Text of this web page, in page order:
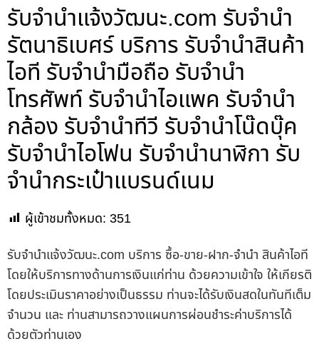
รับจํานําแจ้งวัฒนะ.com รับจำนำ
รัตนาธิเบศร์ บริการ รับจำนำสินค้า
ไอที รับจำนำมือถือ รับจำนำ
โทรศัพท์ รับจำนำไอแพค รับจำนำ
กล้อง รับจำนำทีวี รับจำนำโน๊ดบุ๊ค
รับจำนำไอโฟน รับจำนำนาฬิกา รับ
จำนำกระเป๋าแบรนด์เนม
ผู้เข้าชมทั้งหมด: 351
รับจํานําแจ้งวัฒนะ.com บริการ ซื้อ-ขาย-ฝาก-จำนำ สินค้าไอที
โดยให้บริการทางด้านการเงินแก่ท่าน ด้วยความเข้าใจ ให้เกียรติ
โดยประเมินราคาอย่างเป็นธรรม ท่านจะได้รับเงินสดในทันทีเต็ม
จำนวน และ ท่านสามารถวางแผนการผ่อนชำระค่าบริการได้
ด้วยตัวท่านเอง